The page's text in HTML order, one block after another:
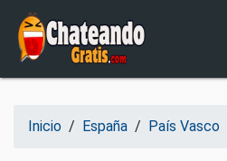
Salir del contenido
Inicio / España / País Vasco